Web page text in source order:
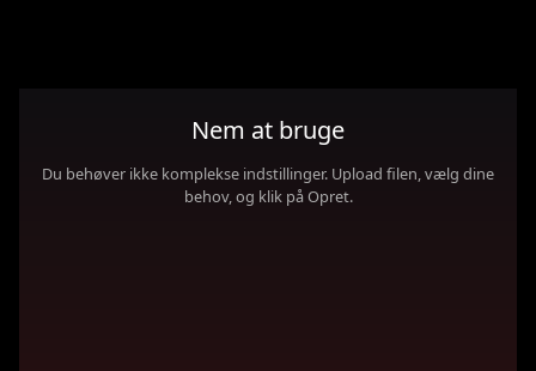
Nem at bruge
Du behøver ikke komplekse indstillinger. Upload filen, vælg dine
behov, og klik på Opret.